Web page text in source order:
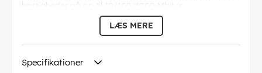
hastigheder på op til 10/100/1000 Mbit/s
: 27/7 (stranded)
: 36.8 mm
Specifikation: CAT 5e
Afskærmning klasse
LÆS MERE
Specifikationer